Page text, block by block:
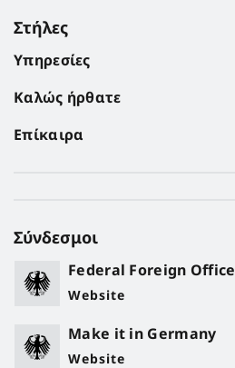
Στήλες
Υπηρεσίες
Καλώς ήρθατε
Επίκαιρα
Σύνδεσμοι
Federal Foreign Office
Website
Make it in Germany
Website